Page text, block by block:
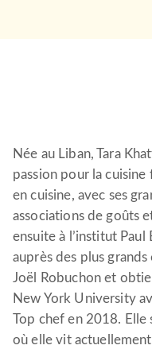
Née au Liban, Tara
passion pour la cuisine
en cuisine, avec ses
associations de goûts
ensuite à l’institut
auprès des plus
Joël Robuchon et
New York University
Top chef en 2018. Elle
où elle vit